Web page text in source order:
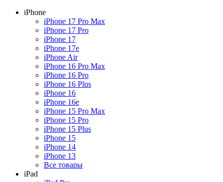
iPhone
iPhone 17 Pro Max
iPhone 17 Pro
iPhone 17
iPhone 17e
iPhone Air
iPhone 16 Pro Max
iPhone 16 Pro
iPhone 16 Plus
iPhone 16
iPhone 16e
iPhone 15 Pro Max
iPhone 15 Pro
iPhone 15 Plus
iPhone 15
iPhone 14
iPhone 13
Все товары
iPad